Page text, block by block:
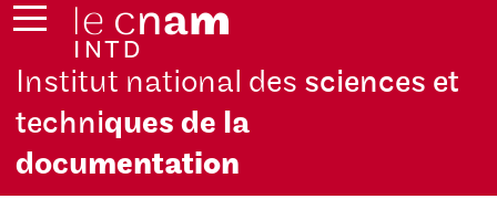
Institut national des sciences et
techniques de la
documentation